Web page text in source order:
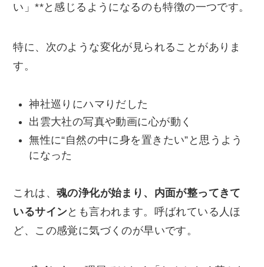
い」**と感じるようになるのも特徴の一つです。
特に、次のような変化が見られることがありま
す。
神社巡りにハマりだした
出雲大社の写真や動画に心が動く
無性に“自然の中に身を置きたい”と思うよう
になった
これは、魂の浄化が始まり、内面が整ってきて
いるサインとも言われます。呼ばれている人ほ
ど、この感覚に気づくのが早いです。